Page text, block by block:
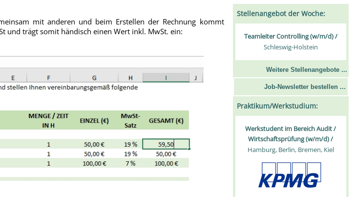
mit anderen und beim Erstellen der Rechnung kommt
und trägt somit händisch einen Wert inkl. MwSt. ein:
Stellenangebot der Woche:
Teamleiter Controlling (w/m/d) /
Schleswig-Holstein
Weitere Stellenangebote ...
Job-Newsletter bestellen ...
Praktikum/Werkstudium:
Werkstudent im Bereich Audit /
Wirtschaftsprüfung (w/m/d) /
Hamburg, Berlin, Bremen, Kiel